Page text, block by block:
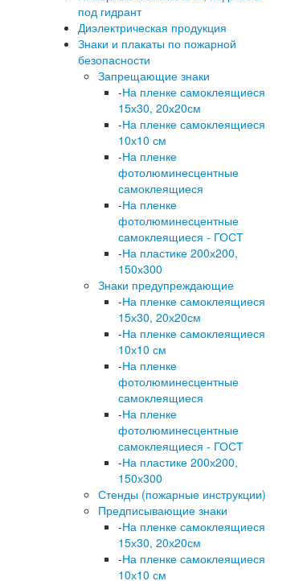
под гидрант
Диэлектрическая продукция
Знаки и плакаты по пожарной
безопасности
Запрещающие знаки
-На пленке самоклеящиеся
15х30, 20х20см
-На пленке самоклеящиеся
10х10 см
-На пленке
фотолюминесцентные
самоклеящиеся
-На пленке
фотолюминесцентные
самоклеящиеся - ГОСТ
-На пластике 200х200,
150х300
Знаки предупреждающие
-На пленке самоклеящиеся
15х30, 20х20см
-На пленке самоклеящиеся
10х10 см
-На пленке
фотолюминесцентные
самоклеящиеся
-На пленке
фотолюминесцентные
самоклеящиеся - ГОСТ
-На пластике 200х200,
150х300
Стенды (пожарные инструкции)
Предписывающие знаки
-На пленке самоклеящиеся
15х30, 20х20см
-На пленке самоклеящиеся
10х10 см